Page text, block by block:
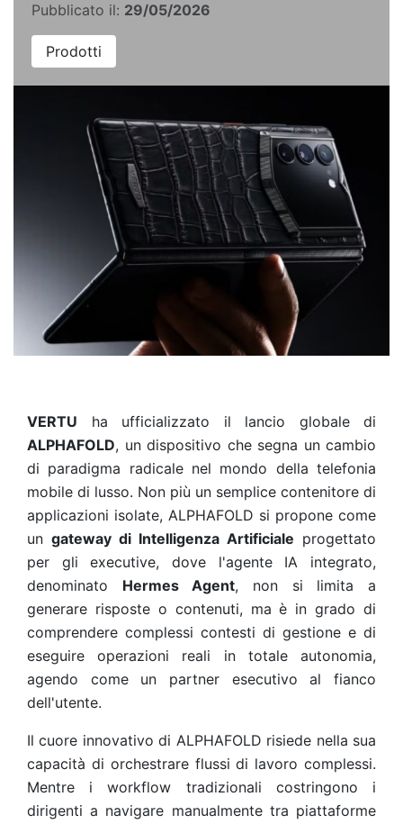
Pubblicato il: 29/05/2026
Prodotti
VERTU ha ufficializzato il lancio globale di
ALPHAFOLD, un dispositivo che segna un cambio
di paradigma radicale nel mondo della telefonia
mobile di lusso. Non più un semplice contenitore di
applicazioni isolate, ALPHAFOLD si propone come
un gateway di Intelligenza Artificiale progettato
per gli executive, dove l'agente IA integrato,
denominato Hermes Agent, non si limita a
generare risposte o contenuti, ma è in grado di
comprendere complessi contesti di gestione e di
eseguire operazioni reali in totale autonomia,
agendo come un partner esecutivo al fianco
dell'utente.
Il cuore innovativo di ALPHAFOLD risiede nella sua
capacità di orchestrare flussi di lavoro complessi.
Mentre i workflow tradizionali costringono i
dirigenti a navigare manualmente tra piattaforme